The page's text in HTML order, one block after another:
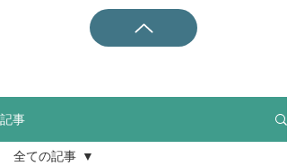
記事
全ての記事